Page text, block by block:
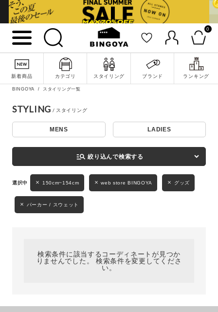
0
新着商品 カテゴリ スタイリング ブランド ランキング
詳細検索
キーワード
性別
MENS LADIES KIDS
ブランド
BINGOYA スタイリング一覧
STYLING
MENS LADIES
manage_search 絞り込んで検索する
150cm~154cm web store BINGOYA グッズ
パーカー / スウェット
検索条件に該当するコーディネートが見つか
りませんでした。 検索条件を変更してくださ
い。